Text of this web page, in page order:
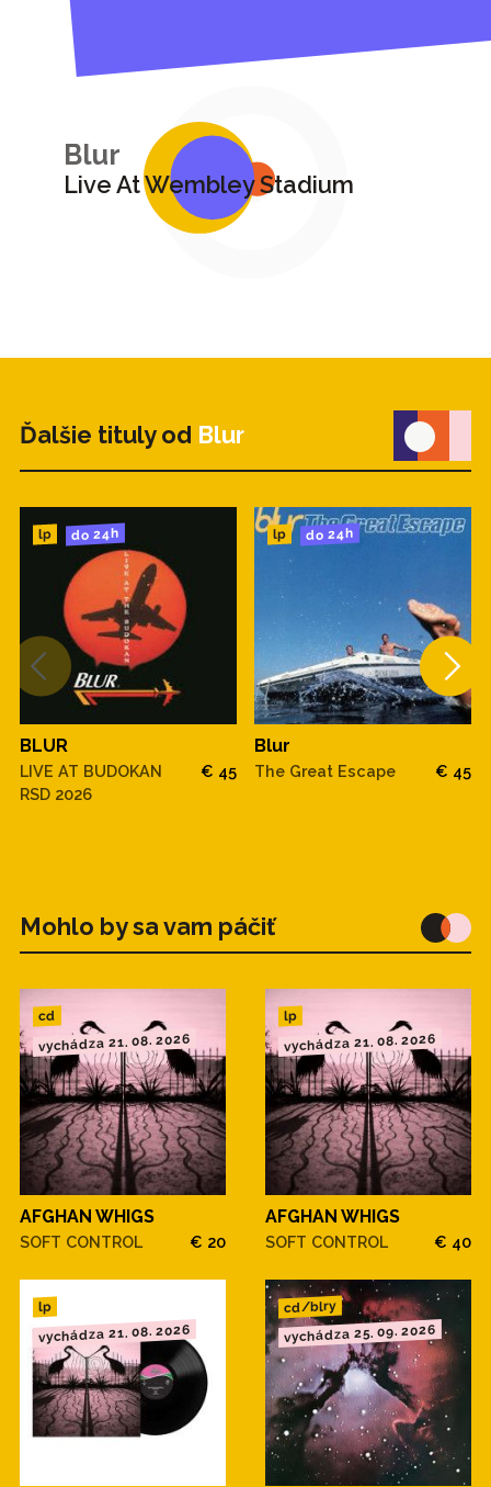
Blur
Live At Wembley Stadium
Ďalšie tituly od Blur
lp do 24h
BLUR
LIVE AT BUDOKAN
RSD 2026
€ 45
lp do 24h
Blur
The Great Escape € 45
Mohlo by sa vam páčiť
cd
vychádza 21. 08. 2026
AFGHAN WHIGS
SOFT CONTROL € 20
lp
vychádza 21. 08. 2026
AFGHAN WHIGS
SOFT CONTROL € 40
lp
vychádza 21. 08. 2026
cd/blry
vychádza 25. 09. 2026